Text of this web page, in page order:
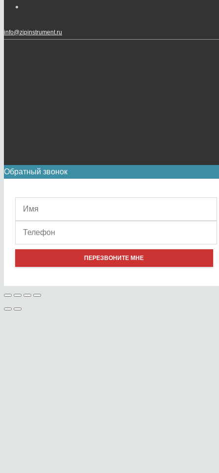
info@zipinstrument.ru
Обратный звонок